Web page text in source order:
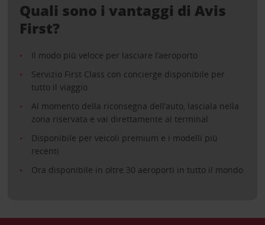
Quali sono i vantaggi di Avis
First?
Il modo più veloce per lasciare l’aeroporto
Servizio First Class con concierge disponibile per
tutto il viaggio
Al momento della riconsegna dell’auto, lasciala nella
zona riservata e vai direttamente al terminal
Disponibile per veicoli premium e i modelli più
recenti
Ora disponibile in oltre 30 aeroporti in tutto il mondo